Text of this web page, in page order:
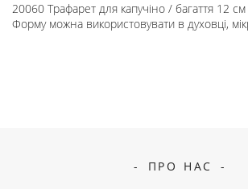
20060 Трафарет для капучіно / багаття 12 см
Форму можна використовувати в духовці,
ПРО НАС